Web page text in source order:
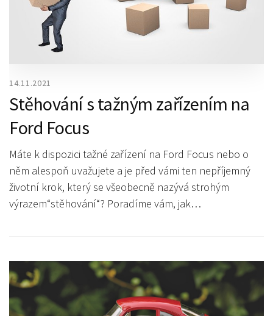
14.11.2021
Stěhování s tažným zařízením na
Ford Focus
Máte k dispozici tažné zařízení na Ford Focus nebo o
něm alespoň uvažujete a je před vámi ten nepříjemný
životní krok, který se všeobecně nazývá strohým
výrazem“stěhování“? Poradíme vám, jak…